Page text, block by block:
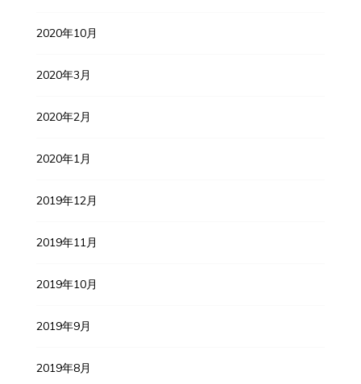
2020年10月
2020年3月
2020年2月
2020年1月
2019年12月
2019年11月
2019年10月
2019年9月
2019年8月